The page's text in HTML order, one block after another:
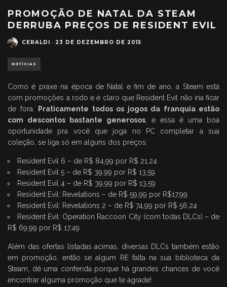
PROMOÇÃO DE NATAL DA STEAM
DERRUBA PREÇOS DE RESIDENT EVIL
CERALDI · 23 DE DEZEMBRO DE 2015
NOTÍCIAS
Como é praxe na época de Natal e fim de ano, a Steam está
com promoções a rodo e é claro que Resident Evil não iria ficar
de fora.
Praticamente todos os jogos da franquia estão
com descontos bastante generosos , e essa é uma boa
oportunidade pra você que joga no PC completar a sua
coleção, se liga só em alguns dos preços:
Resident Evil 6 – de R$ 84,99 por R$ 21,24
Resident Evil 5 – de R$ 39,99 por R$ 13,59
Resident Evil 4 – de R$ 39,99 por R$ 13,59
Resident Evil: Revelations – de R$ 59,99 por R$17,99
Resident Evil: Revelations 2 – de R$ 74,99 por R$ 56,24
Resident Evil: Operation Raccoon City (com todas DLCs) – de
R$ 69,99 por R$ 17,49
Além das ofertas listadas acimas, diversas DLCs também estão
em promoção, então se algum RE falta na sua biblioteca da
Steam, dê uma conferida porque há grandes chances de você
encontrar alguma promoção que te agrade!